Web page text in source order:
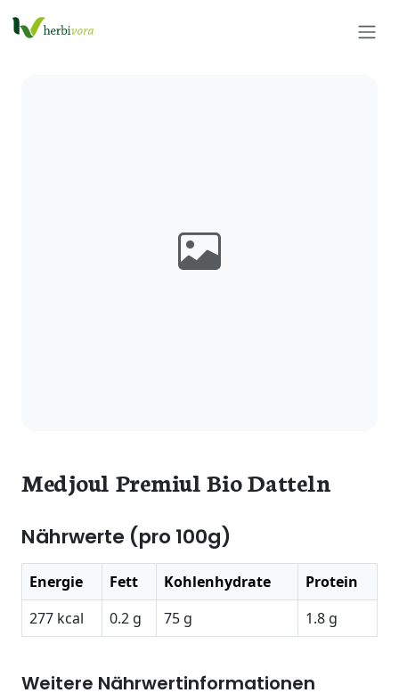
Medjoul Premiul Bio Datteln
Nährwerte (pro 100g)
Energie Fett Kohlenhydrate
Protein
277 kcal
0.2 g 75 g 1.8 g
Weitere Nährwertinformationen